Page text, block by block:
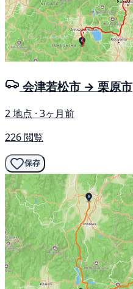
会津若松市 → 栗原市
2 地点 · 3ヶ月前
226 閲覧
保存